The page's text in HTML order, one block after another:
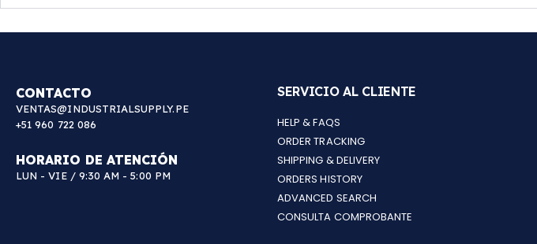
CONTACTO
VENTAS@INDUSTRIALSUPPLY.PE
+51 960 722 086
HORARIO DE ATENCIÓN
LUN - VIE / 9:30 AM - 5:00 PM
SERVICIO AL CLIENTE
HELP & FAQS
ORDER TRACKING
SHIPPING & DELIVERY
ORDERS HISTORY
ADVANCED SEARCH
CONSULTA COMPROBANTE